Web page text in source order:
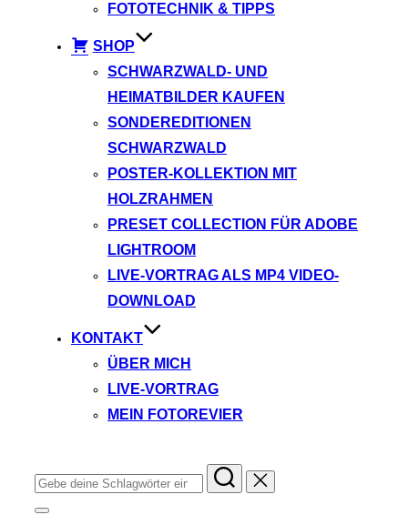
FOTOTECHNIK & TIPPS
SHOP
SCHWARZWALD- UND
HEIMATBILDER KAUFEN
SONDEREDITIONEN
SCHWARZWALD
POSTER-KOLLEKTION MIT
HOLZRAHMEN
PRESET COLLECTION FÜR ADOBE
LIGHTROOM
LIVE-VORTRAG ALS MP4 VIDEO-
DOWNLOAD
KONTAKT
ÜBER MICH
LIVE-VORTRAG
MEIN FOTOREVIER
Suchen
nach:
Seitenleiste